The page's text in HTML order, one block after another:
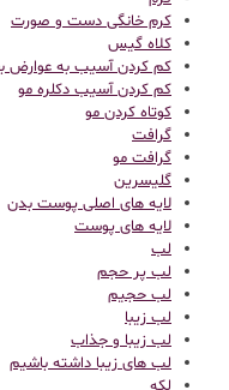
کرم خانگی دست و صورت
کلاه گیس
کم کردن آسیب به عوارض
کم کردن آسیب دکلره مو
کوتاه کردن مو
گرافت
گرافت مو
گلیسرین
لایه های اصلی پوست بدن
لایه های پوست
لب
لب پر حجم
لب حجیم
لب زیبا
لب زیبا و جذاب
لب های زیبا داشته باشیم